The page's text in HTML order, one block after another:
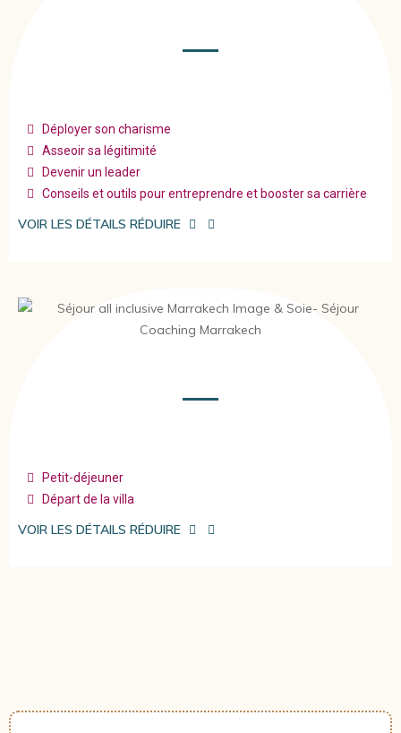
Déployer son charisme
Asseoir sa légitimité
Devenir un leader
Conseils et outils pour entreprendre et booster sa carrière
VOIR LES DÉTAILS RÉDUIRE
Petit-déjeuner
Départ de la villa
VOIR LES DÉTAILS RÉDUIRE